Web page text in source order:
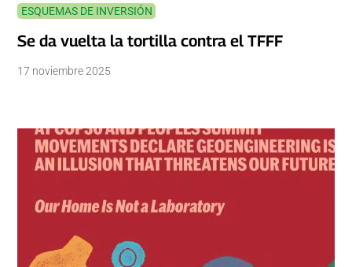
ESQUEMAS DE INVERSIÓN
Se da vuelta la tortilla contra el TFFF
17 noviembre 2025